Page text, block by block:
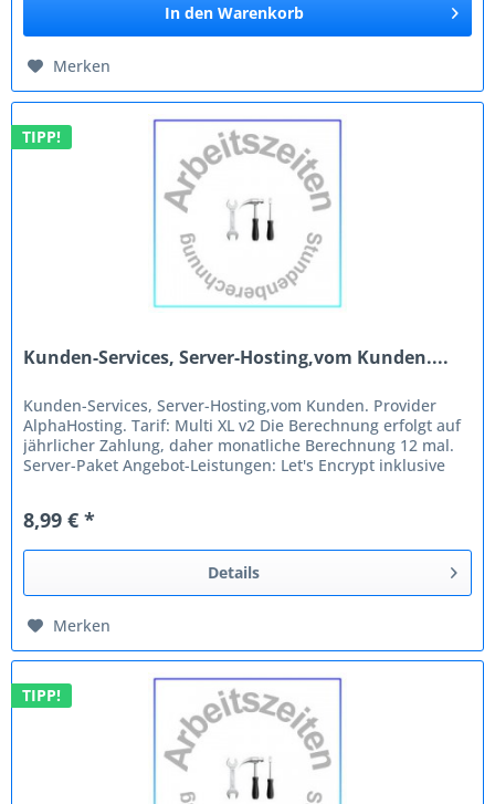
In den Warenkorb
Merken
TIPP!
Kunden-Services, Server-Hosting,vom Kunden....
Kunden-Services, Server-Hosting,vom Kunden. Provider
AlphaHosting. Tarif: Multi XL v2 Die Berechnung erfolgt auf
jährlicher Zahlung, daher monatliche Berechnung 12 mal.
Server-Paket Angebot-Leistungen: Let's Encrypt inklusive
8,99 € *
Details
Merken
TIPP!